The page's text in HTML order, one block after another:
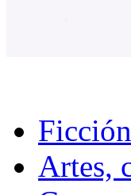
Artes,